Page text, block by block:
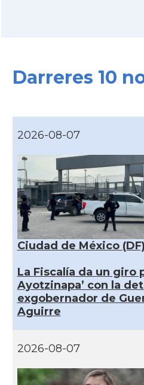
Darreres 10
2026-08-07
Ciudad de México
La Fiscalía da un giro
Ayotzinapa’ con la
exgobernador de
Aguirre
2026-08-07